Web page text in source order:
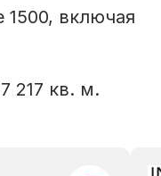
1500, включая
217 кв. м.